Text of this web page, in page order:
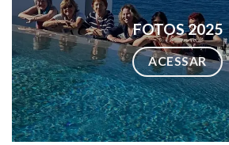
FOTOS 2025
ACESSAR